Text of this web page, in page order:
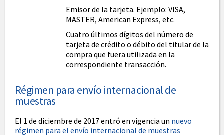
Emisor de la tarjeta. Ejemplo: VISA,
MASTER, American Express, etc.
Cuatro últimos dígitos del número de
tarjeta de crédito o débito del titular de la
compra que fuera utilizada en la
correspondiente transacción.
Régimen para envío internacional de
muestras
El 1 de diciembre de 2017 entró en vigencia un nuevo
régimen para el envío internacional de muestras